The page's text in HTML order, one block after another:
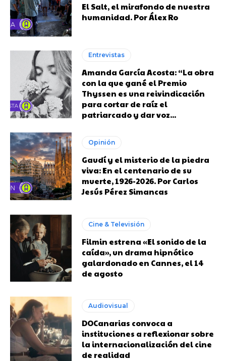
El Salt, el mirafondo de nuestra
humanidad. Por Álex Ro
Entrevistas
Amanda García Acosta: “La obra
con la que gané el Premio
Thyssen es una reivindicación
para cortar de raíz el
patriarcado y dar voz...
Opinión
Gaudí y el misterio de la piedra
viva: En el centenario de su
muerte, 1926-2026. Por Carlos
Jesús Pérez Simancas
Cine & Televisión
Filmin estrena «El sonido de la
caída», un drama hipnótico
galardonado en Cannes, el 14
de agosto
Audiovisual
DOCanarias convoca a
instituciones a reflexionar sobre
la internacionalización del cine
de realidad